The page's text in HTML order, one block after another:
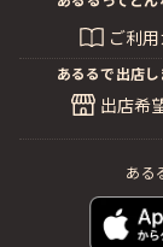
ご利
あるるで出店し
出店希
ある